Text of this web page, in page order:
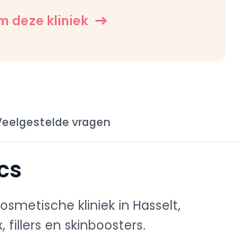
deze kliniek
vragen
kliniek in Hasselt,
fillers en skinboosters.